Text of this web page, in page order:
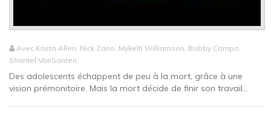
Avec Krista Allen, Nick Zano, Mykelti Williamson, Bobby Campo,
Shantel VanSanten
Des adolescents échappent de peu à la mort, grâce à une
vision prémonitoire. Mais la mort décide de finir son travail...